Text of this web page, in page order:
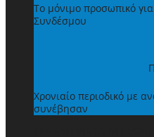
Το μόνιμο προσωπικό
Συνδέσμου
Χρονιαίο περιοδικό με
συνέβησαν